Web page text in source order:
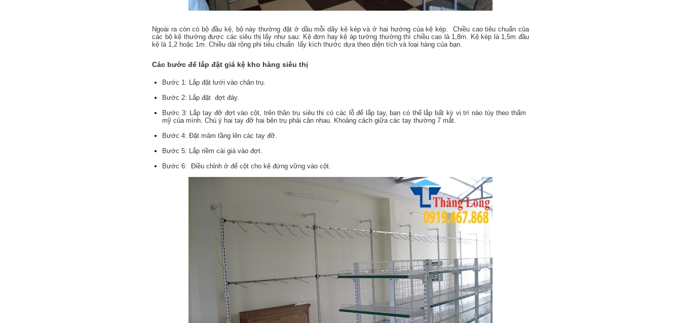
Ngoài ra còn có bộ đầu kệ, bộ này thường đặt ở dầu mỗi dãy kệ kép và ở hai hướng của kệ kép. Chiều cao tiêu chuẩn của
các bộ kệ thường được các siêu thị lấy như sau: Kệ đơn hay kệ áp tường thường thì chiều cao là 1,8m. Kệ kép là 1,5m đầu
kệ là 1,2 hoặc 1m. Chiều dài rộng phi tiêu chuẩn lấy kích thước dựa theo diện tích và loại hàng của bạn.
Các bước để lắp đặt giá kệ kho hàng siêu thị
Bước 1: Lắp đặt lưới vào chân trụ.
Bước 2: Lắp đặt đợt đáy.
Bước 3: Lắp tay đỡ đợt vào cột, trên thân trụ siêu thị có các lỗ để lắp tay, bạn có thể lắp bất kỳ vị trí nào tùy theo thẩm
mỹ của mình. Chú ý hai tay đỡ hai bên trụ phải cân nhau. Khoảng cách giữa các tay thường 7 mắt.
Bước 4: Đặt mâm tầng lên các tay đỡ.
Bước 5: Lắp riềm cài giá vào đợt.
Bước 6: Điều chỉnh ở đế cột cho kệ đứng vững vào cột.